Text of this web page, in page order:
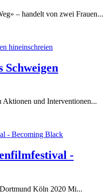
– handelt von zwei Frauen...
Schweigen
Aktionen und Interventionen...
-
Köln 2020 Mi...